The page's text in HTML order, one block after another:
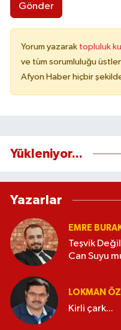
Gönder
Yorum yazarak topluluk
ve tüm sorumluluğu
Afyon Haber hiçbir
Yükleniyor...
Yazarlar
EMRE
Teşvik
Can Suyu
LOKMAN
Kirli çark...